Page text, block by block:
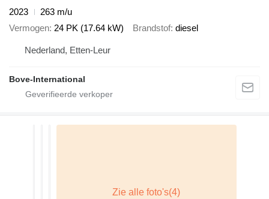
2023
263 m/u
Vermogen 24 PK (17.64 kW) Brandstof diesel
Nederland, Etten-Leur
Bove-International